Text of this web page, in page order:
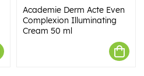
Academie Derm Acte Even
Complexion Illuminating
Cream 50 ml